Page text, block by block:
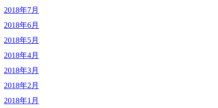
2018年7月
2018年6月
2018年5月
2018年4月
2018年3月
2018年2月
2018年1月